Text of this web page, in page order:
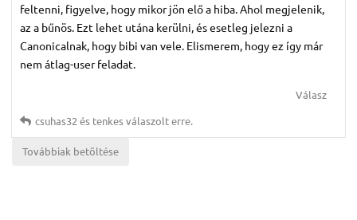
feltenni, figyelve, hogy mikor jön elő a hiba. Ahol megjelenik,
az a bűnös. Ezt lehet utána kerülni, és esetleg jelezni a
Canonicalnak, hogy bibi van vele. Elismerem, hogy ez így már
nem átlag-user feladat.
Válasz
csuhas32 és tenkesválaszolt erre.
Továbbiak betöltése